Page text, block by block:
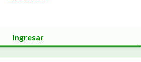
Ingresar